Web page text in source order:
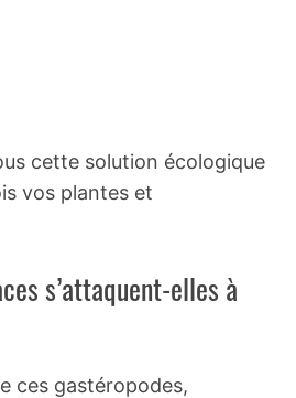
cette solution écologique
vos plantes et
s’attaquent-elles à
ces gastéropodes,